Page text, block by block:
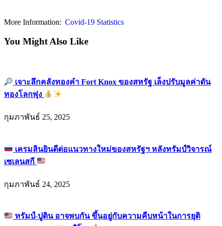
More Information: Covid-19 Statistics
You Might Also Like
เจาะลึกคลังทองคำ Fort Knox ของสหรัฐ เล็งปรับมูลค่าดัน
ทองโลกพุ่ง
กุมภาพันธ์ 25, 2025
เครมลินยินดีต่อแนวทางใหม่ของสหรัฐฯ หลังทรัมป์วิจารณ์
เซเลนสกี
กุมภาพันธ์ 24, 2025
ทรัมป์-ปูติน อาจพบกัน ขึ้นอยู่กับความคืบหน้าในการยุติ